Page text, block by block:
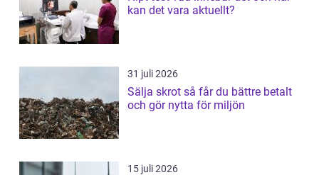
kan det vara aktuellt?
31 juli 2026
Sälja skrot så får du bättre betalt
och gör nytta för miljön
15 juli 2026